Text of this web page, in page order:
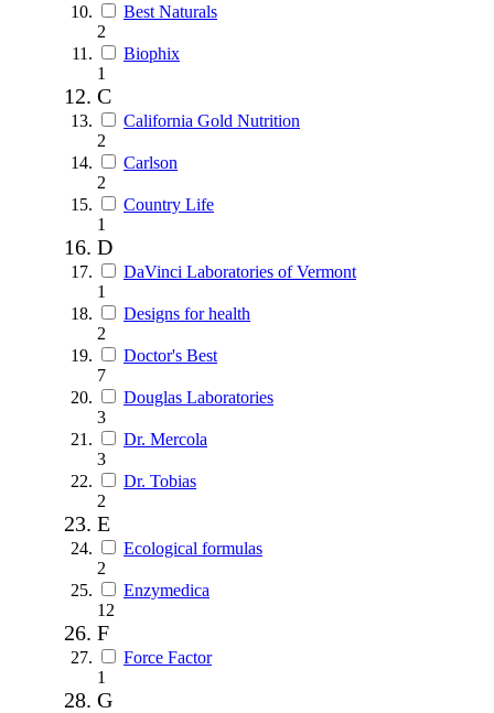
Best Naturals
2
Biophix
1
C
California Gold Nutrition
2
Carlson
2
Country Life
1
D
DaVinci Laboratories of Vermont
1
Designs for health
2
Doctor's Best
7
Douglas Laboratories
3
Dr. Mercola
3
Dr. Tobias
2
E
Ecological formulas
2
Enzymedica
12
F
Force Factor
1
G